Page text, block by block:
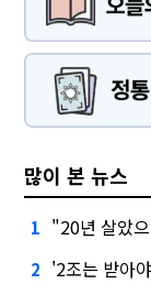
많이 본 뉴스
1 "20년 살았
2 '2조는 받아